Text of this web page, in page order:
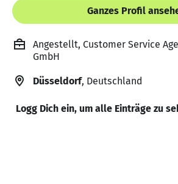
Ganzes Profil
Angestellt, Customer Service
GmbH
Düsseldorf, Deutschland
Logg Dich ein, um alle Einträge zu